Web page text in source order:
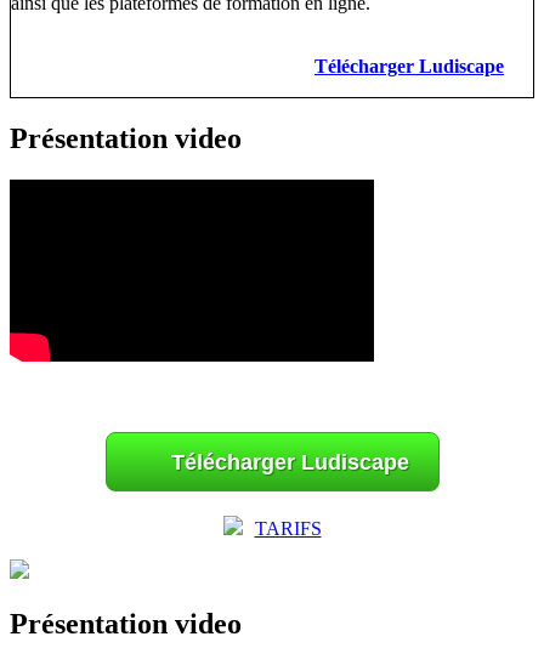
Télécharger Ludiscape
Présentation video
Télécharger Ludiscape
TARIFS
Présentation video